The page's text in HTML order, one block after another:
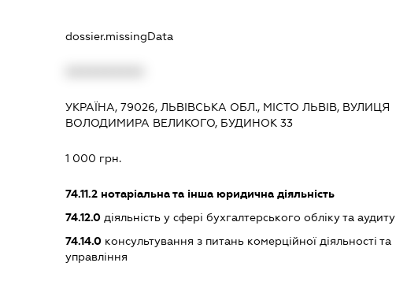
dossier.missingData
УКРАЇНА, 79026, ЛЬВІВСЬКА ОБЛ., МІСТО ЛЬВІВ, ВУЛИЦЯ
ВОЛОДИМИРА ВЕЛИКОГО, БУДИНОК 33
1 000 грн.
74.11.2нотаріальна та інша юридична діяльність
74.12.0діяльність у сфері бухгалтерського обліку та аудиту
74.14.0консультування з питань комерційної діяльності та
управління